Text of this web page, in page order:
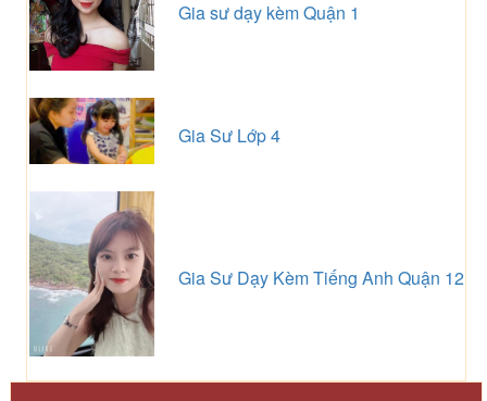
Gia sư dạy kèm Quận 1
Gia Sư Lớp 4
Gia Sư Dạy Kèm Tiếng Anh Quận 12